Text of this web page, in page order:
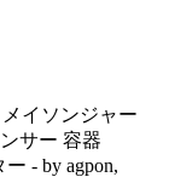
イソンジャー
サー 容器
ー - by agpon,